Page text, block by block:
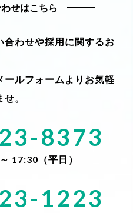
せはこちら
合わせや採用に関するお
ールフォームよりお気軽
。
8373
17:30（平日）
1223